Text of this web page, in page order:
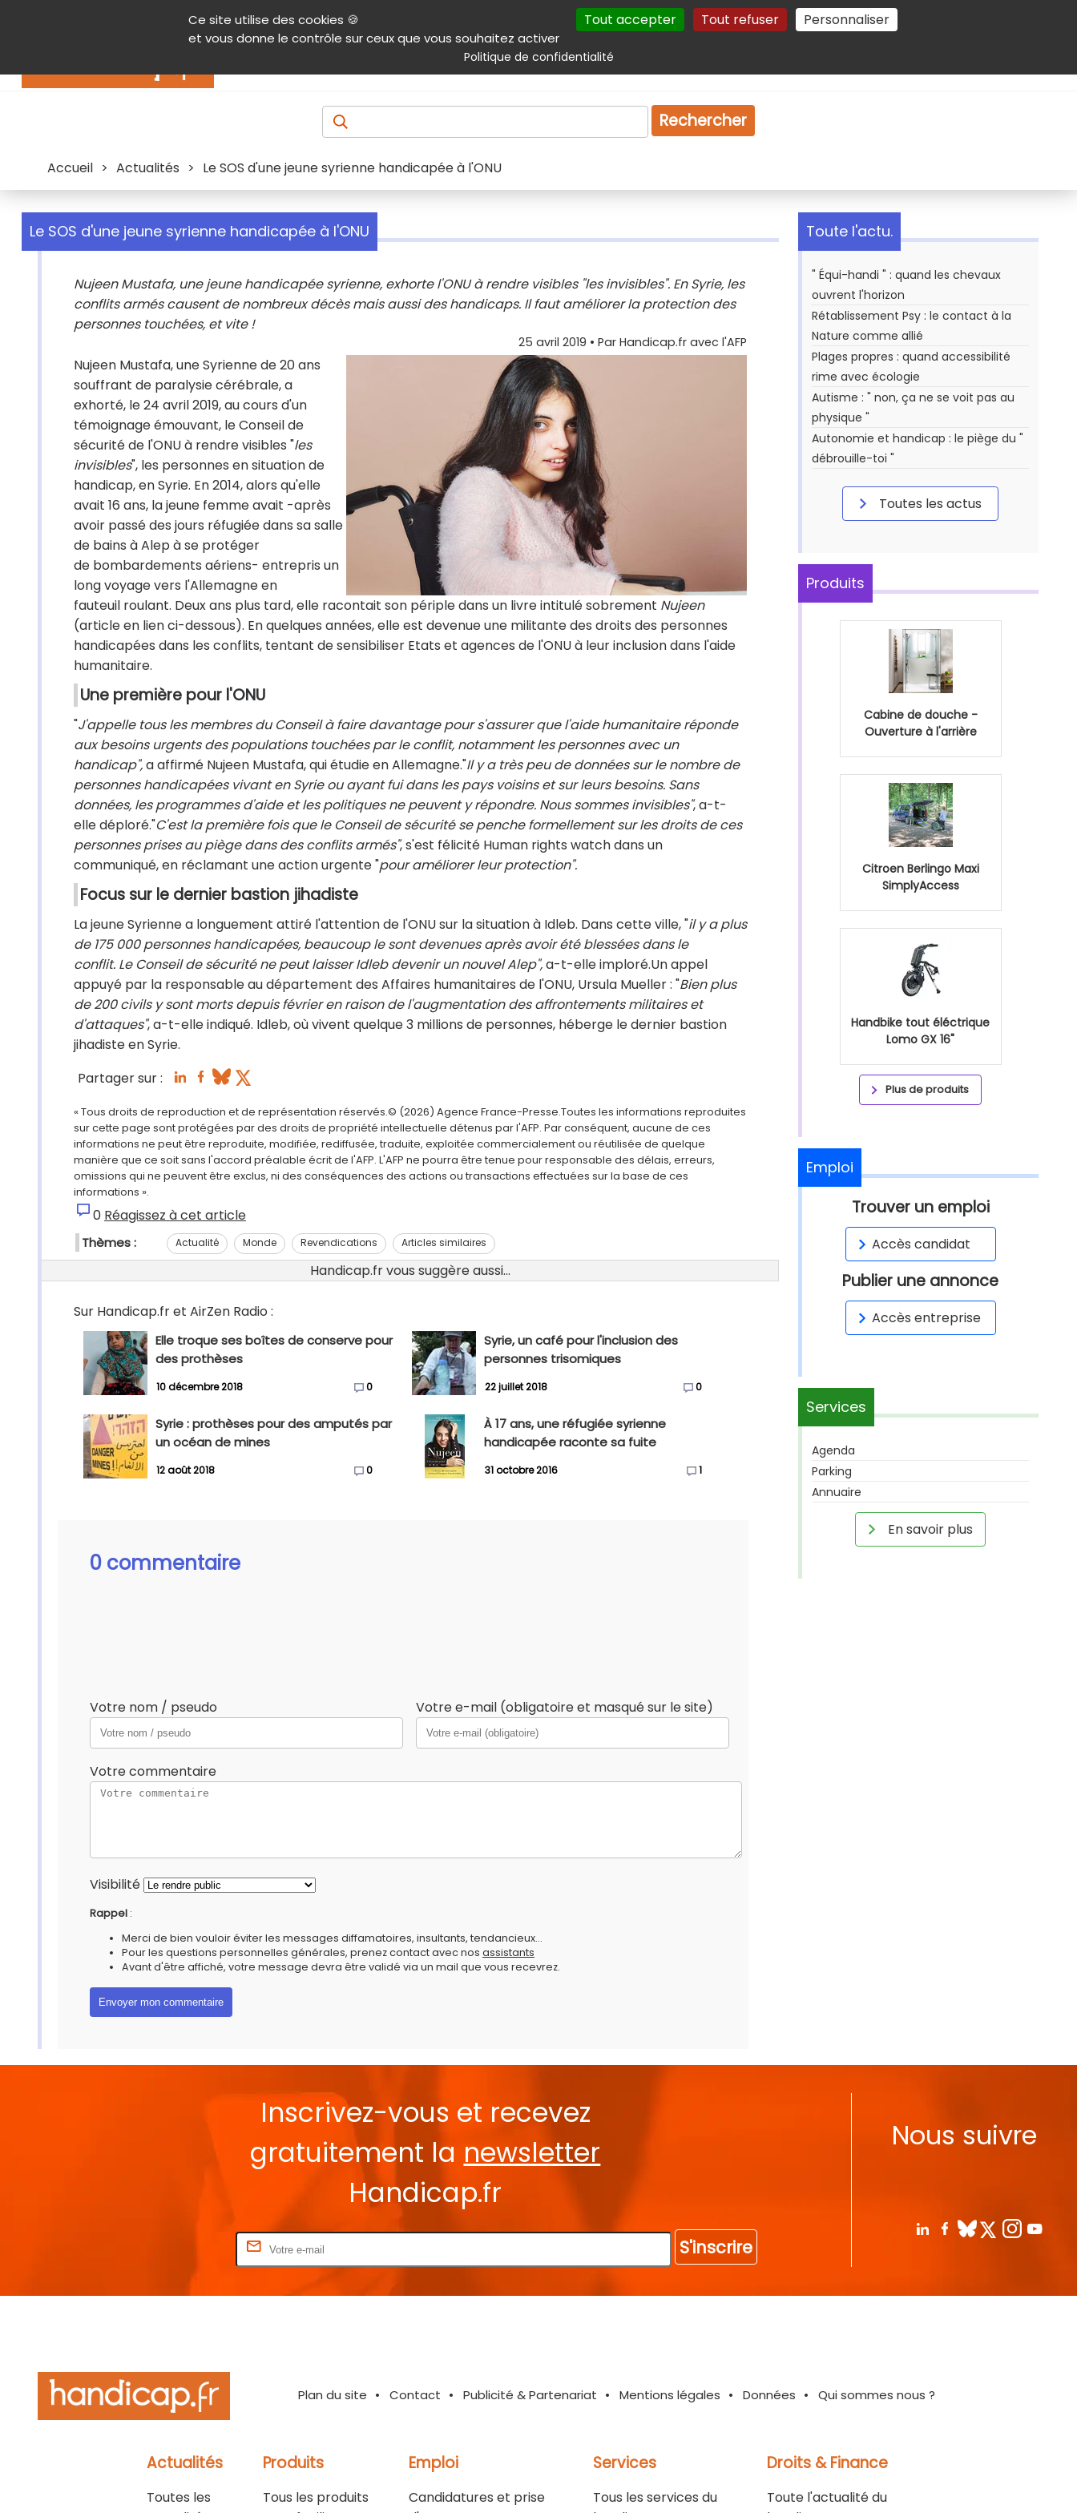
Ce site utilise des cookies 🍪
et vous donne le contrôle sur ceux que vous souhaitez activer
Tout accepter Tout refuser Personnaliser
Politique de confidentialité
Contenu Aide et accessibilité Menu principal Autres services Plan du site Gestion des cookies
Produits & services Emploi Droit
Rechercher
Accueil > Actualités > Le SOS d'une jeune syrienne handicapée à l'ONU
Le SOS d'une jeune syrienne handicapée à l'ONU
Nujeen Mustafa, une jeune handicapée syrienne, exhorte l'ONU à rendre visibles "les invisibles". En Syrie, les
conflits armés causent de nombreux décès mais aussi des handicaps. Il faut améliorer la protection des
personnes touchées, et vite !
25 avril 2019 • Par Handicap.fr avec l'AFP
Nujeen Mustafa, une Syrienne de 20 ans
souffrant de paralysie cérébrale, a
exhorté, le 24 avril 2019, au cours d'un
témoignage émouvant, le Conseil de
sécurité de l'ONU à rendre visibles "les
invisibles", les personnes en situation de
handicap, en Syrie. En 2014, alors qu'elle
avait 16 ans, la jeune femme avait -après
avoir passé des jours réfugiée dans sa salle
de bains à Alep à se protéger
de bombardements aériens- entrepris un
long voyage vers l'Allemagne en
fauteuil roulant. Deux ans plus tard, elle racontait son périple dans un livre intitulé sobrement Nujeen
(article en lien ci-dessous). En quelques années, elle est devenue une militante des droits des personnes
handicapées dans les conflits, tentant de sensibiliser Etats et agences de l'ONU à leur inclusion dans l'aide
humanitaire.
Une première pour l'ONU
"J'appelle tous les membres du Conseil à faire davantage pour s'assurer que l'aide humanitaire réponde
aux besoins urgents des populations touchées par le conflit, notamment les personnes avec un
handicap",a affirmé Nujeen Mustafa, qui étudie en Allemagne."Il y a très peu de données sur le nombre de
personnes handicapées vivant en Syrie ou ayant fui dans les pays voisins et sur leurs besoins. Sans
données, les programmes d'aide et les politiques ne peuvent y répondre. Nous sommes invisibles", a-t-
elle déploré."C'est la première fois que le Conseil de sécurité se penche formellement sur les droits de ces
personnes prises au piège dans des conflits armés", s'est félicité Human rights watch dans un
communiqué, en réclamant une action urgente "pour améliorer leur protection".
Focus sur le dernier bastion jihadiste
La jeune Syrienne a longuement attiré l'attention de l'ONU sur la situation à Idleb. Dans cette ville, "il y a plus
de 175 000 personnes handicapées, beaucoup le sont devenues après avoir été blessées dans le
conflit. Le Conseil de sécurité ne peut laisser Idleb devenir un nouvel Alep",a-t-elle imploré.Un appel
appuyé par la responsable au département des Affaires humanitaires de l'ONU, Ursula Mueller : "Bien plus
de 200 civils y sont morts depuis février en raison de l'augmentation des affrontements militaires et
d'attaques", a-t-elle indiqué. Idleb, où vivent quelque 3 millions de personnes, héberge le dernier bastion
jihadiste en Syrie.
Partager sur :
« Tous droits de reproduction et de représentation réservés.© (2026) Agence France-Presse.Toutes les informations reproduites
sur cette page sont protégées par des droits de propriété intellectuelle détenus par l'AFP. Par conséquent, aucune de ces
informations ne peut être reproduite, modifiée, rediffusée, traduite, exploitée commercialement ou réutilisée de quelque
manière que ce soit sans l'accord préalable écrit de l'AFP. L'AFP ne pourra être tenue pour responsable des délais, erreurs,
omissions qui ne peuvent être exclus, ni des conséquences des actions ou transactions effectuées sur la base de ces
informations ».
0 Réagissez à cet article
Thèmes : Actualité Monde Revendications Articles similaires
Handicap.fr vous suggère aussi...
Sur Handicap.fr et AirZen Radio :
Elle troque ses boîtes de conserve pour
des prothèses
10 décembre 2018 0
Syrie, un café pour l'inclusion des
personnes trisomiques
22 juillet 2018 0
Syrie : prothèses pour des amputés par
un océan de mines
12 août 2018 0
À 17 ans, une réfugiée syrienne
handicapée raconte sa fuite
31 octobre 2016 1
0 commentaire
Votre nom / pseudo Votre e-mail (obligatoire et masqué sur le site)
Votre commentaire
Visibilité
Rappel :
Merci de bien vouloir éviter les messages diffamatoires, insultants, tendancieux...
Pour les questions personnelles générales, prenez contact avec nos assistants
Avant d'être affiché, votre message devra être validé via un mail que vous recevrez.
Toute l'actu.
" Équi-handi " : quand les chevaux
ouvrent l'horizon
Rétablissement Psy : le contact à la
Nature comme allié
Plages propres : quand accessibilité
rime avec écologie
Autisme : " non, ça ne se voit pas au
physique "
Autonomie et handicap : le piège du "
débrouille-toi "
Toutes les actus
Produits
Cabine de douche -
Ouverture à l'arrière
Citroen Berlingo Maxi
SimplyAccess
Handbike tout éléctrique
Lomo GX 16"
Plus de produits
Emploi
Trouver un emploi
Accès candidat
Publier une annonce
Accès entreprise
Services
Agenda
Parking
Annuaire
En savoir plus
Inscrivez-vous et recevez
gratuitement la newsletter
Handicap.fr
S'inscrire
Nous suivre
Plan du site Contact Publicité & Partenariat Mentions légales Données Qui sommes nous ?
Actualités
Toutes les
Produits
Tous les produits
Emploi
Candidatures et prise
Services
Tous les services du
Droits & Finance
Toute l'actualité du